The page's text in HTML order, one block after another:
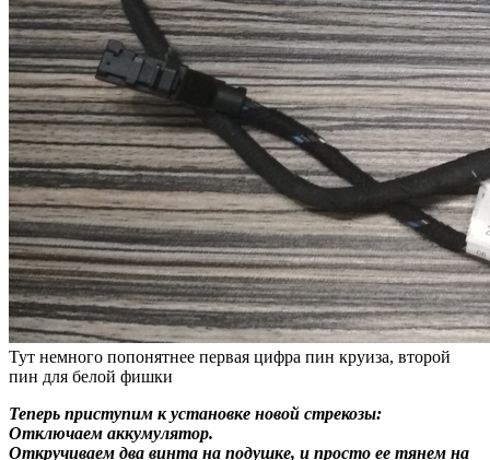
Тут немного попонятнее первая цифра пин круиза, второй
пин для белой фишки
Теперь приступим к установке новой стрекозы:
Отключаем аккумулятор.
Откручиваем два винта на подушке, и просто ее тянем на